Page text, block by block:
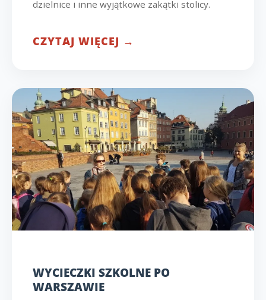
dzielnice i inne wyjątkowe zakątki stolicy.
CZYTAJ WIĘCEJ →
WYCIECZKI SZKOLNE PO
WARSZAWIE